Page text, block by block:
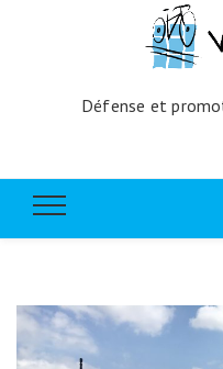
Défense et